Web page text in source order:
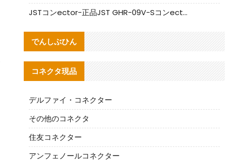
JSTコンector-正品JST GHR-09V-Sコンector|代替品提供
でんしぶひん
コネクタ現品
デルファイ・コネクター
その他のコネクタ
住友コネクター
アンフェノールコネクター